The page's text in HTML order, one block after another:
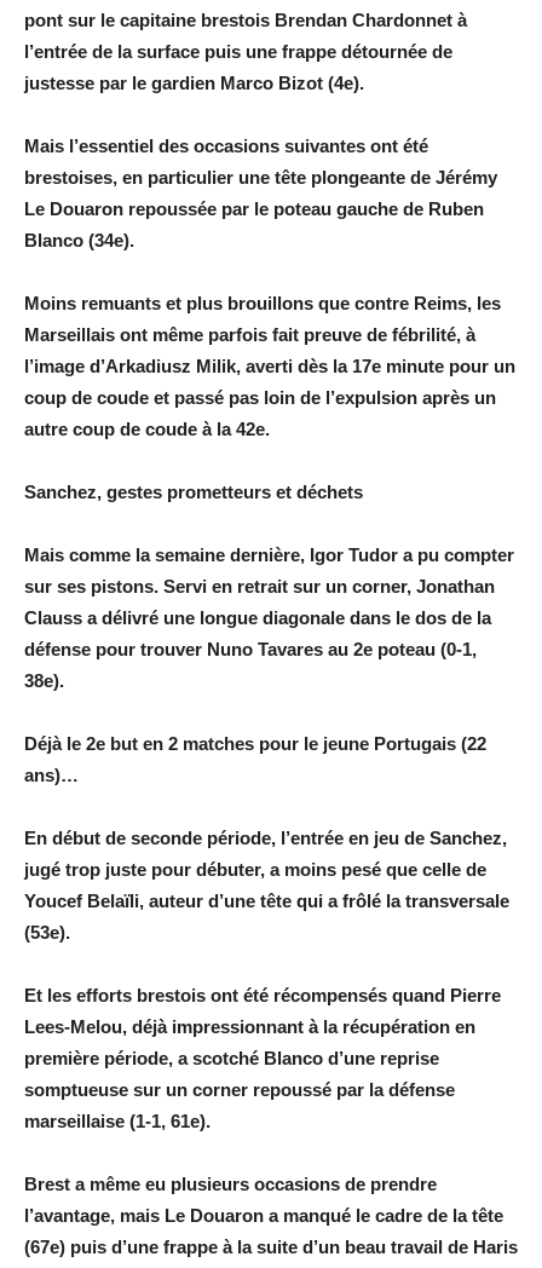
pont sur le capitaine brestois Brendan Chardonnet à
l’entrée de la surface puis une frappe détournée de
justesse par le gardien Marco Bizot (4e).
Mais l’essentiel des occasions suivantes ont été
brestoises, en particulier une tête plongeante de Jérémy
Le Douaron repoussée par le poteau gauche de Ruben
Blanco (34e).
Moins remuants et plus brouillons que contre Reims, les
Marseillais ont même parfois fait preuve de fébrilité, à
l’image d’Arkadiusz Milik, averti dès la 17e minute pour un
coup de coude et passé pas loin de l’expulsion après un
autre coup de coude à la 42e.
Sanchez, gestes prometteurs et déchets
Mais comme la semaine dernière, Igor Tudor a pu compter
sur ses pistons. Servi en retrait sur un corner, Jonathan
Clauss a délivré une longue diagonale dans le dos de la
défense pour trouver Nuno Tavares au 2e poteau (0-1,
38e).
Déjà le 2e but en 2 matches pour le jeune Portugais (22
ans)…
En début de seconde période, l’entrée en jeu de Sanchez,
jugé trop juste pour débuter, a moins pesé que celle de
Youcef Belaïli, auteur d’une tête qui a frôlé la transversale
(53e).
Et les efforts brestois ont été récompensés quand Pierre
Lees-Melou, déjà impressionnant à la récupération en
première période, a scotché Blanco d’une reprise
somptueuse sur un corner repoussé par la défense
marseillaise (1-1, 61e).
Brest a même eu plusieurs occasions de prendre
l’avantage, mais Le Douaron a manqué le cadre de la tête
(67e) puis d’une frappe à la suite d’un beau travail de Haris